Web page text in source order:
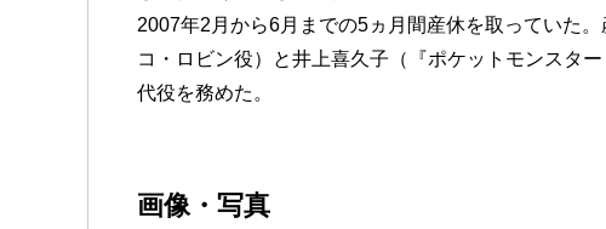
2007年2月から6月までの5ヵ月間産休を取っていた
コ・ロビン役）と井上喜久子（『ポケットモンスタ
代役を務めた。
画像・写真